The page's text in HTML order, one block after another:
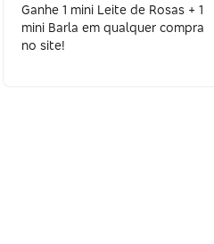
Ganhe 1 mini Leite de Rosas + 1
mini Barla em qualquer compra
no site!